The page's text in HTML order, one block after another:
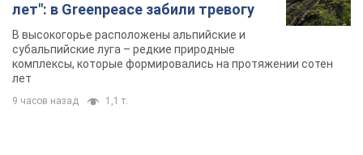
лет": в Greenpeace забили тревогу
В высокогорье расположены альпийские и
субальпийские луга – редкие природные
комплексы, которые формировались на протяжении сотен
лет
9 часов назад 1,1 т.